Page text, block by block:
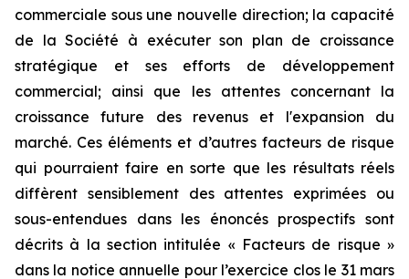
commerciale sous une nouvelle direction; la capacité
de la Société à exécuter son plan de croissance
stratégique et ses efforts de développement
commercial; ainsi que les attentes concernant la
croissance future des revenus et l'expansion du
marché. Ces éléments et d’autres facteurs de risque
qui pourraient faire en sorte que les résultats réels
diffèrent sensiblement des attentes exprimées ou
sous-entendues dans les énoncés prospectifs sont
décrits à la section intitulée « Facteurs de risque »
dans la notice annuelle pour l’exercice clos le 31 mars